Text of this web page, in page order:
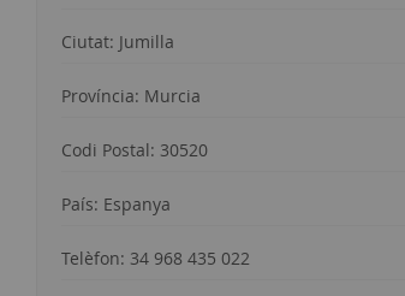
Ciutat: Jumilla
Província: Murcia
Codi Postal: 30520
País: Espanya
Telèfon: 34 968 435 022